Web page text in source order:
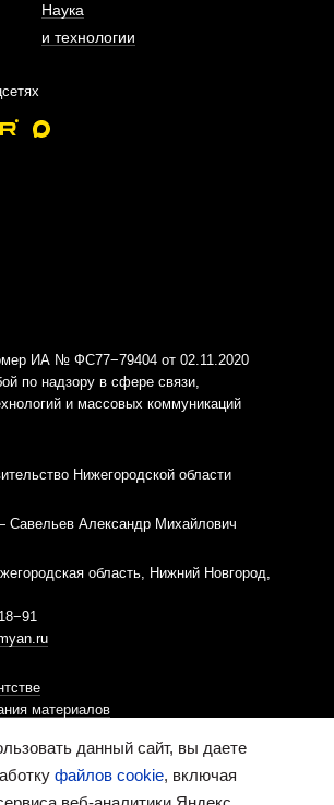
Наука
и технологии
ИА № ФС77−79404 от 02.11.2020
по надзору в сфере связи,
и массовых коммуникаций
Нижегородской области
Савельев Александр Михайлович
область, Нижний Новгород,
материалов
использования «cookies»-файлов
данный сайт, вы даете
файлов cookie, включая